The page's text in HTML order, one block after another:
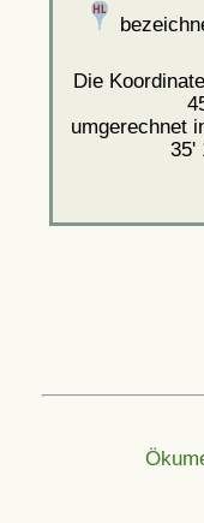
Die
umgerechnet
35'